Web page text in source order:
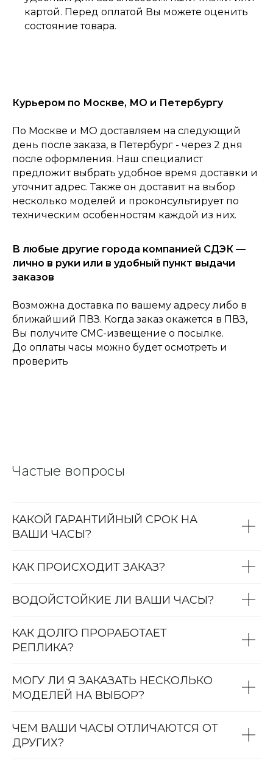
Главная Каталог
Консультация Корзина
0
картой. Перед оплатой Вы можете оценить
состояние товара.
Курьером по Москве, МО и Петербургу
По Москве и МО доставляем на следующий
день после заказа, в Петербург - через 2 дня
после оформления. Наш специалист
предложит выбрать удобное время доставки и
уточнит адрес. Также он доставит на выбор
несколько моделей и проконсультирует по
техническим особенностям каждой из них.
В любые другие города компанией СДЭК —
лично в руки или в удобный пункт выдачи
заказов
Возможна доставка по вашему адресу либо в
ближайший ПВЗ. Когда заказ окажется в ПВЗ,
Вы получите СМС-извещение о посылке.
До оплаты часы можно будет осмотреть и
проверить
Частые вопросы
КАКОЙ ГАРАНТИЙНЫЙ СРОК НА
ВАШИ ЧАСЫ?
КАК ПРОИСХОДИТ ЗАКАЗ?
ВОДОЙСТОЙКИЕ ЛИ ВАШИ ЧАСЫ?
КАК ДОЛГО ПРОРАБОТАЕТ
РЕПЛИКА?
МОГУ ЛИ Я ЗАКАЗАТЬ НЕСКОЛЬКО
МОДЕЛЕЙ НА ВЫБОР?
ЧЕМ ВАШИ ЧАСЫ ОТЛИЧАЮТСЯ ОТ
ДРУГИХ?